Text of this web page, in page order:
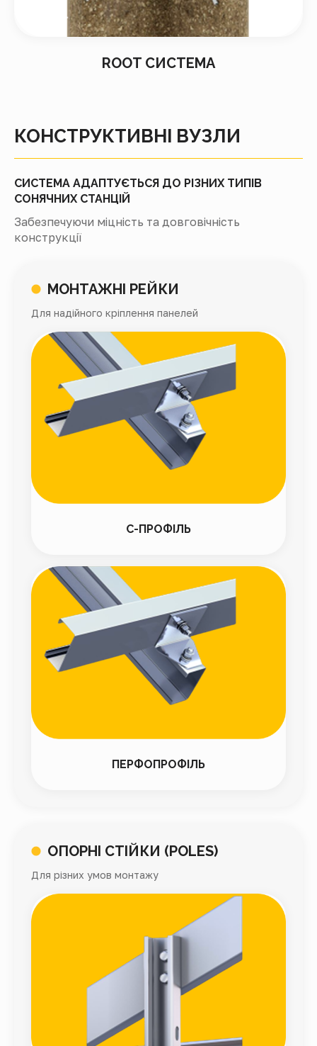
ROOT СИСТЕМА
КОНСТРУКТИВНІ ВУЗЛИ
СИСТЕМА АДАПТУЄТЬСЯ ДО РІЗНИХ ТИПІВ
СОНЯЧНИХ СТАНЦІЙ
Забезпечуючи міцність та довговічність
конструкції
МОНТАЖНІ РЕЙКИ
Для надійного кріплення панелей
С-ПРОФІЛЬ
ПЕРФОПРОФІЛЬ
ОПОРНІ СТІЙКИ (POLES)
Для різних умов монтажу